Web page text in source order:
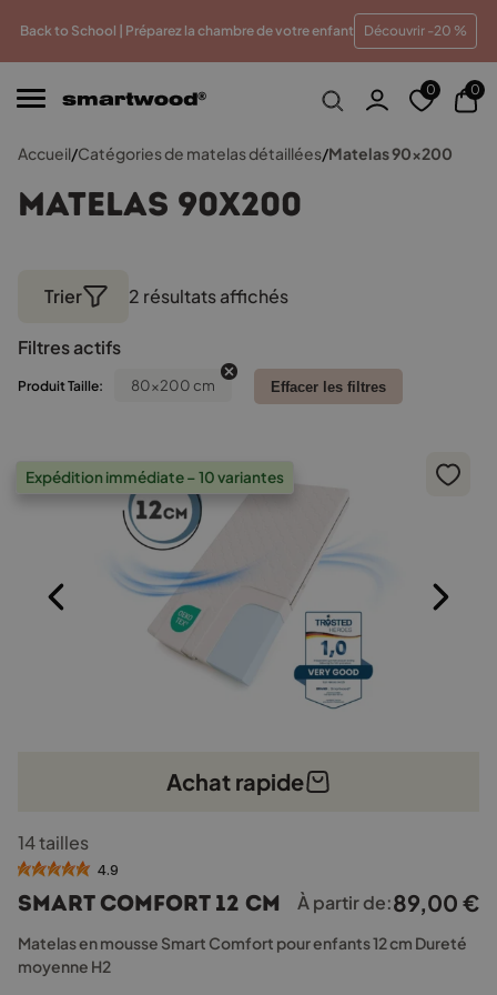
Back to School | Préparez la chambre de votre enfant Découvrir -20 %
meilleur prix Paiements en plusieurs fois sans frais
0 0
Accueil/Catégories de matelas détaillées/Matelas 90x200
Matelas 90x200
Trier 2 résultats affichés
Filtres actifs
Produit Taille: 80x200 cm Effacer les filtres
Expédition immédiate – 10 variantes
Achat rapide
produit
a
plusieurs
variations.
Les
options
14 tailles
4.9
Smart Comfort 12 cm À partir de:89,00 €
Matelas en mousse Smart Comfort pour enfants 12 cm Dureté
moyenne H2